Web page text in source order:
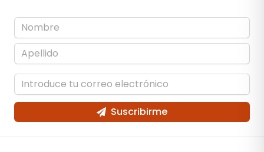
Suscribirme